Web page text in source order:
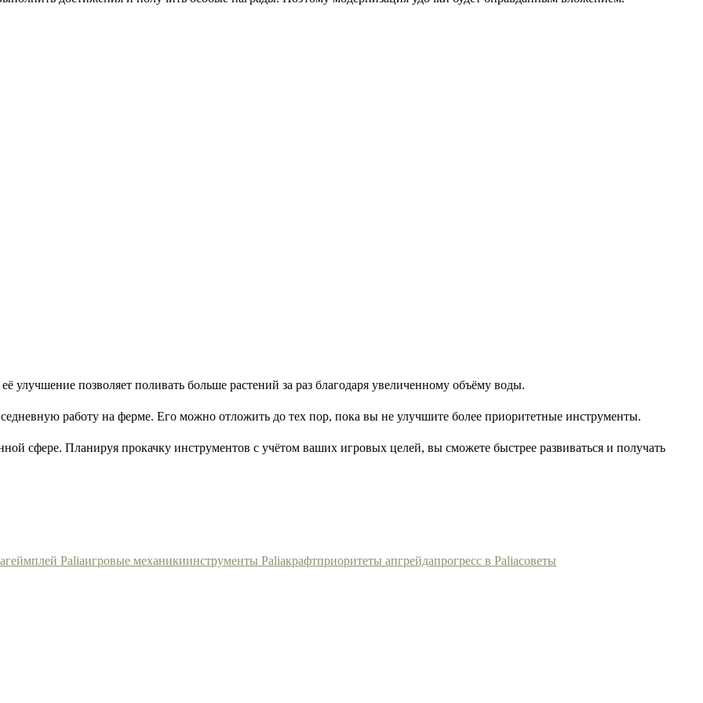
улучшение позволяет поливать больше растений за раз благодаря увеличенному объёму воды.
работу на ферме. Его можно отложить до тех пор, пока вы не улучшите более приоритетные инструменты.
сфере. Планируя прокачку инструментов с учётом ваших игровых целей, вы сможете быстрее развиваться и получать
геймплей Paliaигровые механикиинструменты Paliaкрафтприоритеты апгрейдапрогресс в Paliaсоветы